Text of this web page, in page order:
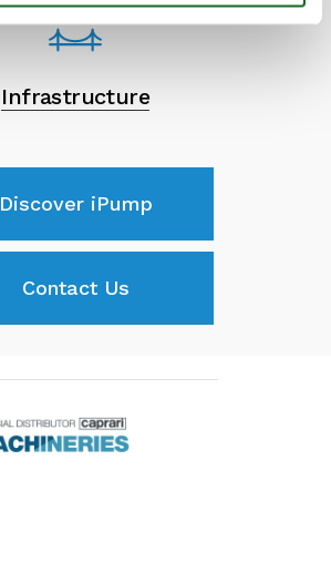
Infrastructure
Discover iPump
Contact Us